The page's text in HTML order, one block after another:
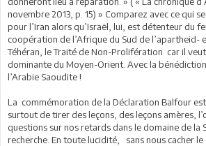
novembre 2013, p. 15) » Comparez avec ce qui
pour l’Iran alors qu’Israël, lui, est détenteur du
coopération de l’Afrique du Sud de l’apartheid-
Téhéran, le Traité de Non-Prolifération car il
dominante du Moyen-Orient. Avec la
l’Arabie Saoudite !
La commémoration de la Déclaration Balfour
surtout de tirer des leçons, des leçons amères,
questions sur nos retards dans le domaine de la
recherche. En toute lucidité, sans nous cacher